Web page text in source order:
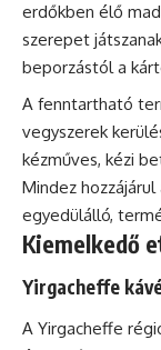
erdőkben élő
szerepet
beporzástól a
A fenntartható
vegyszerek
kézműves, kézi
Mindez
egyedülálló,
Kiemelkedő
Yirgacheffe
A Yirgacheffe